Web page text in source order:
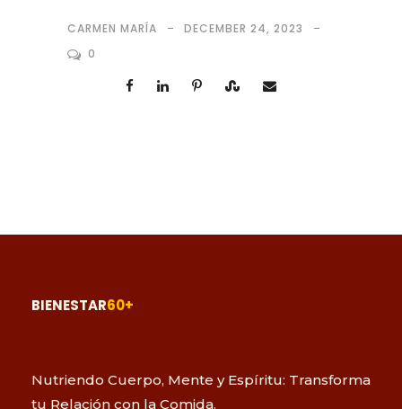
CARMEN MARÍA
DECEMBER 24, 2023
0
BIENESTAR60+
Nutriendo Cuerpo, Mente y Espíritu: Transforma
tu Relación con la Comida.